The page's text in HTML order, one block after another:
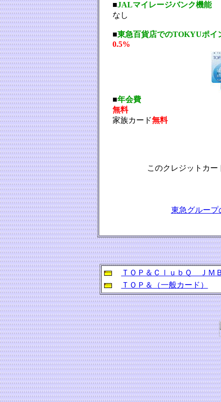
■JALマイレージバンク機能
なし
■東急百貨店でのTOKYUポイ
0.5%
■年会費
無料
家族カード無料
このクレジットカ
東急グループ
ＴＯＰ＆ＣｌｕｂＱ ＪＭ
ＴＯＰ＆（一般カード）